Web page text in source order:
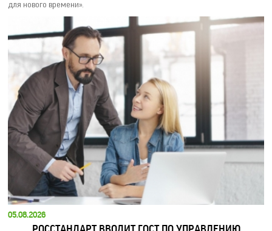
для нового времени».
05.08.2026